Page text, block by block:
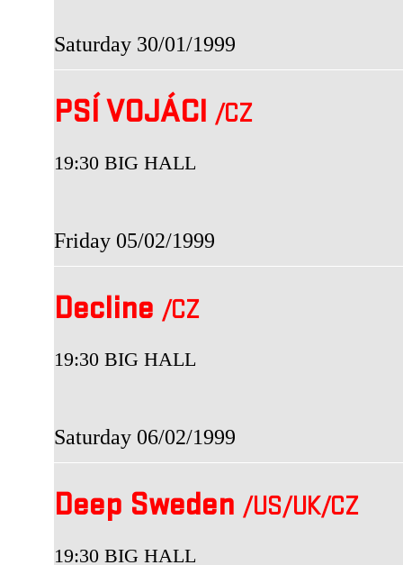
Saturday 30/01/1999
PSÍ VOJÁCI /CZ
19:30 BIG HALL
Friday 05/02/1999
Decline /CZ
19:30 BIG HALL
Saturday 06/02/1999
Deep Sweden /US/UK/CZ
19:30 BIG HALL